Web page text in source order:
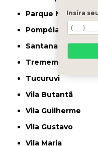
Parque Novo
Pompéia
Santana
Tremembé
Tucuruvi
Vila Butantã
Vila Guilherme
Vila Gustavo
Vila Maria
Insira